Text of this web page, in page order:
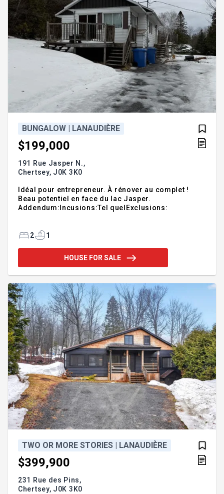
BUNGALOW | LANAUDIÈRE
$199,000
191 Rue Jasper N.,
Chertsey, J0K 3K0
Idéal pour entrepreneur. À rénover au complet !
Beau potentiel en face du lac Jasper.
Addendum:Incusions:Tel quelExclusions:
2 1
HOUSE FOR SALE
TWO OR MORE STORIES | LANAUDIÈRE
$399,900
231 Rue des Pins,
Chertsey, J0K 3K0